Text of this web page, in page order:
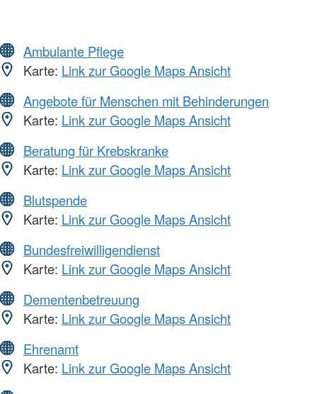
Ambulante Pflege
Karte: Link zur Google Maps Ansicht
Angebote für Menschen mit Behinderungen
Karte: Link zur Google Maps Ansicht
Beratung für Krebskranke
Karte: Link zur Google Maps Ansicht
Blutspende
Karte: Link zur Google Maps Ansicht
Bundesfreiwilligendienst
Karte: Link zur Google Maps Ansicht
Dementenbetreuung
Karte: Link zur Google Maps Ansicht
Ehrenamt
Karte: Link zur Google Maps Ansicht